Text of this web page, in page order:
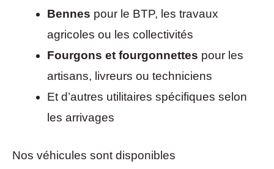
Bennes pour le BTP, les travaux
agricoles ou les collectivités
Fourgons et fourgonnettes pour les
artisans, livreurs ou techniciens
Et d’autres utilitaires spécifiques selon
les arrivages
Nos véhicules sont disponibles